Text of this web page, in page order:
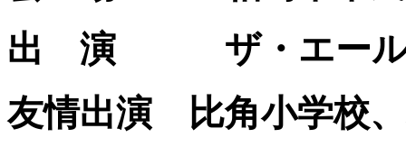
出 演 ザ・エール
友情出演 比角小学校